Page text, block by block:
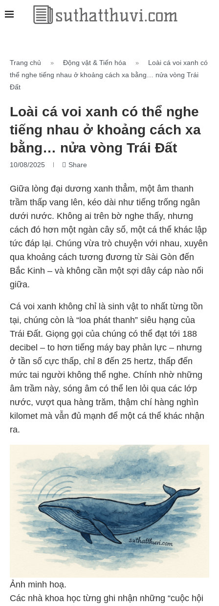
Trang chủ » Động vật & Tiến hóa »
Loài cá voi xanh có
thể nghe tiếng nhau ở khoảng cách xa bằng… nửa vòng Trái
Đất
Loài cá voi xanh có thể nghe
tiếng nhau ở khoảng cách xa
bằng… nửa vòng Trái Đất
10/08/2025 Share
Giữa lòng đại dương xanh thẳm, một âm thanh
trầm thấp vang lên, kéo dài như tiếng trống ngân
dưới nước. Không ai trên bờ nghe thấy, nhưng
cách đó hơn một ngàn cây số, một cá thể khác lập
tức đáp lại. Chúng vừa trò chuyện với nhau, xuyên
qua khoảng cách tương đương từ Sài Gòn đến
Bắc Kinh – và không cần một sợi dây cáp nào nối
giữa.
Cá voi xanh không chỉ là sinh vật to nhất từng tồn
tại, chúng còn là “loa phát thanh” siêu hạng của
Trái Đất. Giọng gọi của chúng có thể đạt tới 188
decibel – to hơn tiếng máy bay phản lực – nhưng
ở tần số cực thấp, chỉ 8 đến 25 hertz, thấp đến
mức tai người không thể nghe. Chính nhờ những
âm trầm này, sóng âm có thể len lỏi qua các lớp
nước, vượt qua hàng trăm, thậm chí hàng nghìn
kilomet mà vẫn đủ mạnh để một cá thể khác nhận
ra.
Ảnh minh hoạ.
Các nhà khoa học từng ghi nhận những “cuộc hội